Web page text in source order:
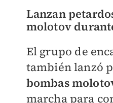
Lanzan
molotov
El grupo de
también lanzó
bombas
marcha para